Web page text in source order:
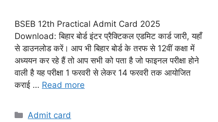
BSEB 12th Practical Admit Card 2025
Download: बिहार बोर्ड इंटर प्रैक्टिकल एडमिट कार्ड जारी, यहाँ
से डाउनलोड करें। आप भी बिहार बोर्ड के तरफ से 12वीं कक्षा में
अध्ययन कर रहे हैं तो आप सभी को पता है जो फाइनल परीक्षा होने
वाली है यह परीक्षा 1 फरवरी से लेकर 14 फरवरी तक आयोजित
कराई … Read more
Categories
Admit card